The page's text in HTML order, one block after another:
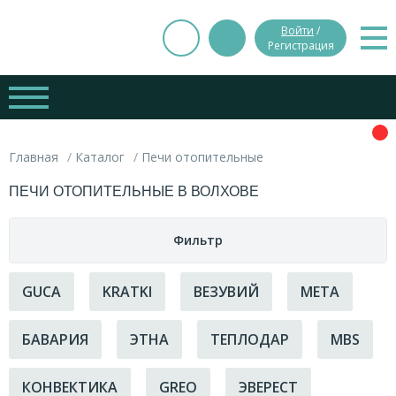
Войти /
Регистрация
Главная Каталог Печи отопительные
ПЕЧИ ОТОПИТЕЛЬНЫЕ В ВОЛХОВЕ
Фильтр
Цена
руб. руб.
Страна-производитель
Россия
Вес
GUCA KRATKI ВЕЗУВИЙ МЕТА
БАВАРИЯ ЭТНА ТЕПЛОДАР MBS
КОНВЕКТИКА GREO ЭВЕРЕСТ